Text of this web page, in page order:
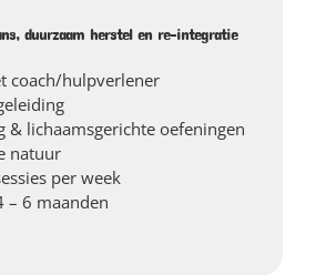
duurzaam herstel en re-integratie
coach/hulpverlener
& lichaamsgerichte oefeningen
natuur
per week
– 6 maanden